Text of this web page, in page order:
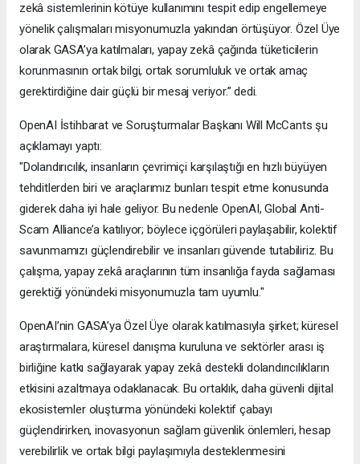
zekâ sistemlerinin kötüye kullanımını tespit edip engellemeye
yönelik çalışmaları misyonumuzla yakından örtüşüyor. Özel Üye
olarak GASA’ya katılmaları, yapay zekâ çağında tüketicilerin
korunmasının ortak bilgi, ortak sorumluluk ve ortak amaç
gerektirdiğine dair güçlü bir mesaj veriyor.” dedi.
OpenAI İstihbarat ve Soruşturmalar Başkanı Will McCants şu
açıklamayı yaptı:
"Dolandırıcılık, insanların çevrimiçi karşılaştığı en hızlı büyüyen
tehditlerden biri ve araçlarımız bunları tespit etme konusunda
giderek daha iyi hale geliyor. Bu nedenle OpenAI, Global Anti-
Scam Alliance’a katılıyor; böylece içgörüleri paylaşabilir, kolektif
savunmamızı güçlendirebilir ve insanları güvende tutabiliriz. Bu
çalışma, yapay zekâ araçlarının tüm insanlığa fayda sağlaması
gerektiği yönündeki misyonumuzla tam uyumlu."
OpenAI’nin GASA’ya Özel Üye olarak katılmasıyla şirket; küresel
araştırmalara, küresel danışma kuruluna ve sektörler arası iş
birliğine katkı sağlayarak yapay zekâ destekli dolandırıcılıkların
etkisini azaltmaya odaklanacak. Bu ortaklık, daha güvenli dijital
ekosistemler oluşturma yönündeki kolektif çabayı
güçlendirirken, inovasyonun sağlam güvenlik önlemleri, hesap
verebilirlik ve ortak bilgi paylaşımıyla desteklenmesini